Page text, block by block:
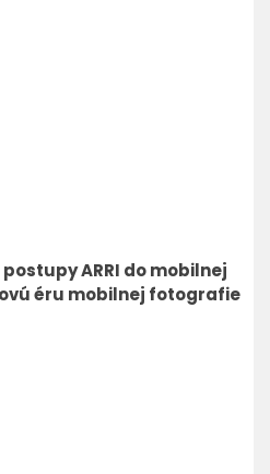
ARRI do mobilnej
éru mobilnej fotografie